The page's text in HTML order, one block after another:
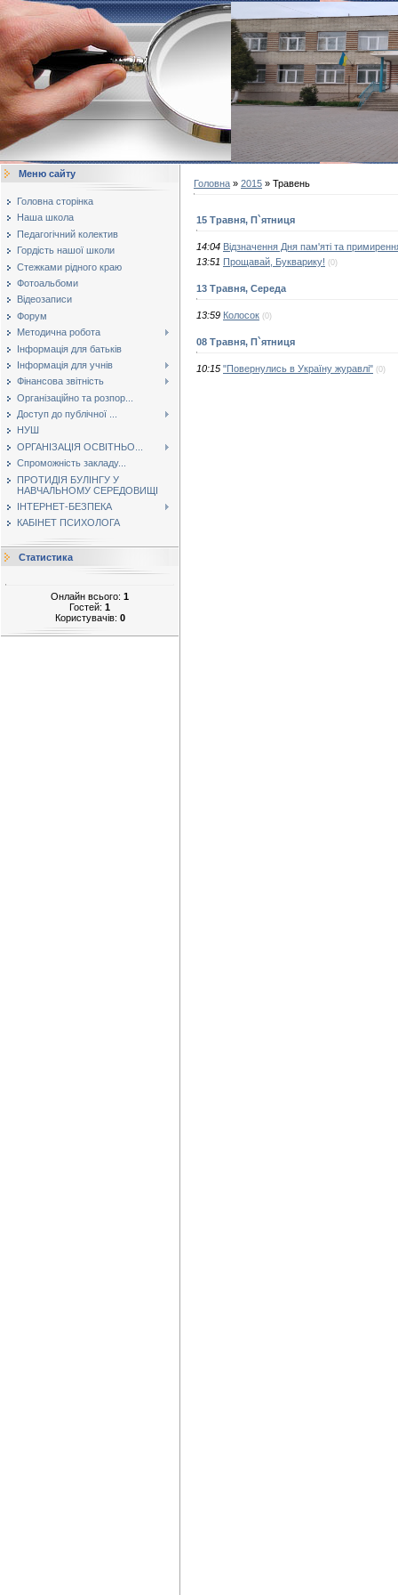
Меню сайту
Головна сторінка
Наша школа
Педагогічний колектив
Гордість нашої школи
Стежками рідного краю
Фотоальбоми
Відеозаписи
Форум
Методична робота
Інформація для батьків
Інформація для учнів
Фінансова звітність
Організаційно та розпор...
Доступ до публічної ...
НУШ
ОРГАНІЗАЦІЯ ОСВІТНЬО...
Спроможність закладу...
ПРОТИДІЯ БУЛІНГУ У
НАВЧАЛЬНОМУ СЕРЕДОВИЩІ
ІНТЕРНЕТ-БЕЗПЕКА
КАБІНЕТ ПСИХОЛОГА
Статистика
Онлайн всього: 1
Гостей: 1
Користувачів: 0
Головна » 2015 » Травень
15 Травня, П`ятниця
14:04 Відзначення Дня пам'яті та
13:51 Прощавай, Букварику! (0)
13 Травня, Середа
13:59 Колосок (0)
08 Травня, П`ятниця
10:15 "Повернулись в Україну журавлі" (0)